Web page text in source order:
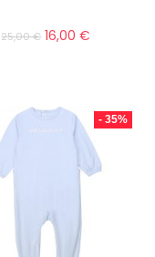
25,00€ 16,00€
- 35%